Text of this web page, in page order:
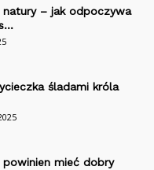
– jak odpoczywa
śladami króla
powinien mieć dobry